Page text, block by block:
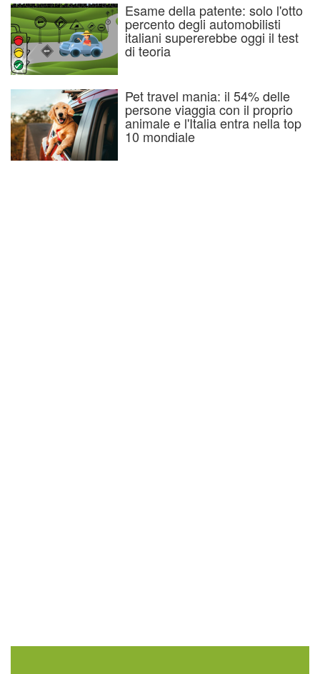
Esame della patente: solo l'otto
percento degli automobilisti
italiani supererebbe oggi il test
di teoria
Pet travel mania: il 54% delle
persone viaggia con il proprio
animale e l'Italia entra nella top
10 mondiale